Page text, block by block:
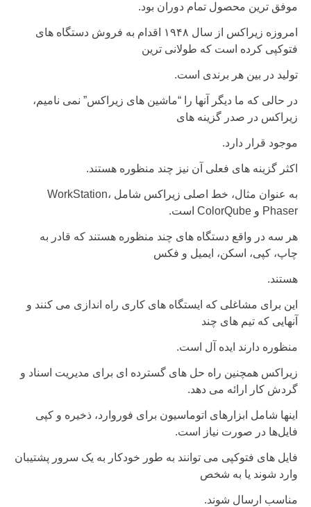
موفق ترین محصول تمام دوران بود.
امروزه زیراکس از سال ۱۹۴۸ اقدام به فروش دستگاه های
فتوکپی کرده است که طولانی ترین
تولید در بین هر برندی است.
در حالی که ما دیگر آنها را “ماشین های زیراکس” نمی نامیم،
زیراکس در صدر گزینه های
موجود قرار دارد.
اکثر گزینه های فعلی آن نیز چند منظوره هستند.
به عنوان مثال، خط اصلی زیراکس شامل WorkStation،
Phaser و ColorQube است.
هر سه در واقع دستگاه های چند منظوره هستند که قادر به
چاپ، کپی، اسکن، ایمیل و فکس
هستند.
این برای مشاغلی که ایستگاه های کاری راه اندازی می کنند و
آنهایی که تیم های چند
منظوره دارند ایده آل است.
زیراکس همچنین راه حل های گسترده ای برای مدیریت اسناد و
گردش کار ارائه می دهد.
اینها شامل ابزارهای اتوماسیون برای فوروارد، ذخیره و کپی
فایل‌ها در صورت نیاز است.
فایل های فتوکپی می توانند به طور خودکار به یک سرور پشتیبان
وارد شوند یا به شخص
مناسب ارسال شوند.